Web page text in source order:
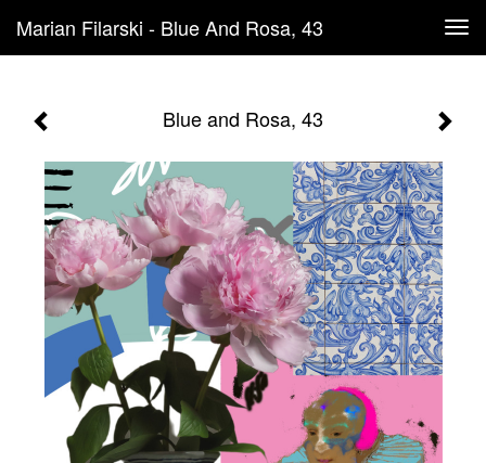
Marian Filarski - Blue And Rosa, 43
Blue and Rosa, 43